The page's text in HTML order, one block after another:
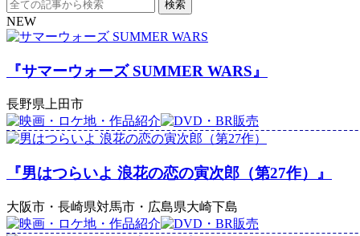
NEW
『サマーウォーズ SUMMER WARS』
長野県上田市
『男はつらいよ 浪花の恋の寅次郎（第27作）』
大阪市・長崎県対馬市・広島県大崎下島